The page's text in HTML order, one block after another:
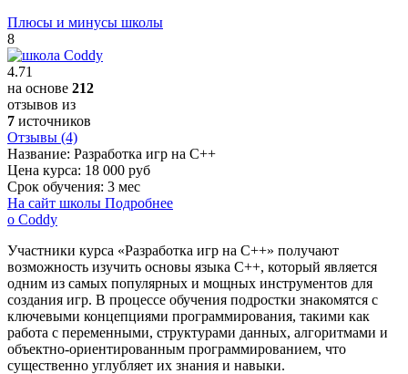
Плюсы и минусы школы
8
4.71
на основе 212
отзывов из
7 источников
Отзывы (4)
Название: Разработка игр на С++
Цена курса: 18 000 руб
Срок обучения: 3 мес
На сайт школы Подробнее
о Coddy
Участники курса «Разработка игр на C++» получают
возможность изучить основы языка C++, который является
одним из самых популярных и мощных инструментов для
создания игр. В процессе обучения подростки знакомятся с
ключевыми концепциями программирования, такими как
работа с переменными, структурами данных, алгоритмами и
объектно-ориентированным программированием, что
существенно углубляет их знания и навыки.